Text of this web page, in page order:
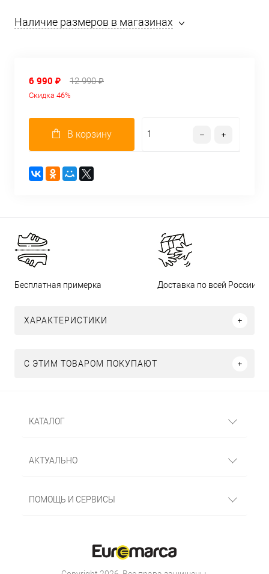
Наличие размеров в магазинах
6 990 ₽ 12 990 ₽
Скидка 46%
В корзину
Бесплатная примерка Доставка по всей России
ХАРАКТЕРИСТИКИ
С ЭТИМ ТОВАРОМ ПОКУПАЮТ
КАТАЛОГ
АКТУАЛЬНО
ПОМОЩЬ И СЕРВИСЫ